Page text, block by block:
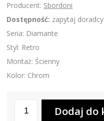
Producent: Sbordoni
Dostępność: zapytaj doradcy
Seria: Diamante
Styl: Retro
Montaż: Ścienny
Kolor: Chrom